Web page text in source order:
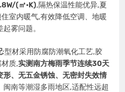
(㎡·K),隔热保温性能优异,夏
室内暖气,有效降低空调、地暖
雾问题。
:型材采用防腐防潮氧化工艺,胶
质,实测南方梅雨季节连续30天
形、无五金锈蚀、无密封失效情
南等潮湿多雨地区,适配性远超